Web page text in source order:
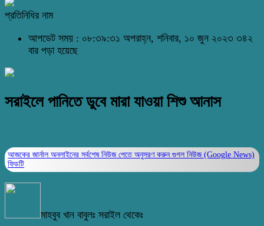
প্রতিনিধির নাম
আপডেট সময় : ০৮:৩৯:৩১ অপরাহ্ন, শনিবার, ১০ জুন ২০২৩ ৩৪২
বার পড়া হয়েছে
সরাইলে পানিতে ডুবে মারা যাওয়া শিশু আনাস
আজকের জার্নাল অনলাইনের সর্বশেষ নিউজ পেতে অনুসরণ করুন গুগল নিউজ (Google News)
ফিডটি
মাহবুব খান বাবুলঃ সরাইল থেকেঃ